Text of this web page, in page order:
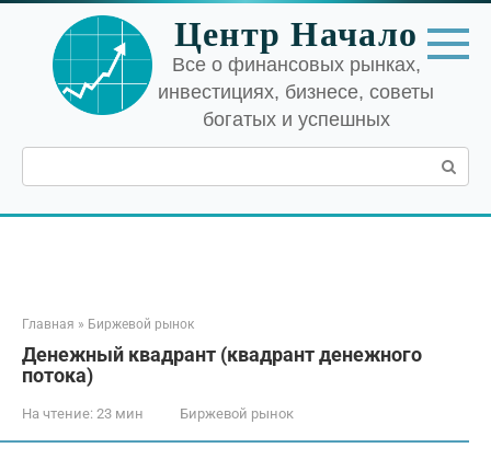
Перейти
контенту
Центр Начало
Все о финансовых рынках,
инвестициях, бизнесе, советы
богатых и успешных
Поиск:
Главная » Биржевой рынок
Денежный квадрант (квадрант денежного
потока)
На чтение: 23 мин Биржевой рынок